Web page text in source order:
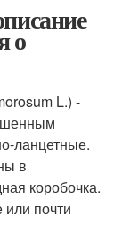
о
L.) -
ланцетные.
в
коробочка.
почти